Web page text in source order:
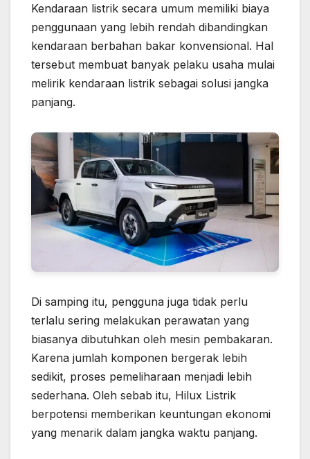
Kendaraan listrik secara umum memiliki biaya
penggunaan yang lebih rendah dibandingkan
kendaraan berbahan bakar konvensional. Hal
tersebut membuat banyak pelaku usaha mulai
melirik kendaraan listrik sebagai solusi jangka
panjang.
Di samping itu, pengguna juga tidak perlu
terlalu sering melakukan perawatan yang
biasanya dibutuhkan oleh mesin pembakaran.
Karena jumlah komponen bergerak lebih
sedikit, proses pemeliharaan menjadi lebih
sederhana. Oleh sebab itu, Hilux Listrik
berpotensi memberikan keuntungan ekonomi
yang menarik dalam jangka waktu panjang.